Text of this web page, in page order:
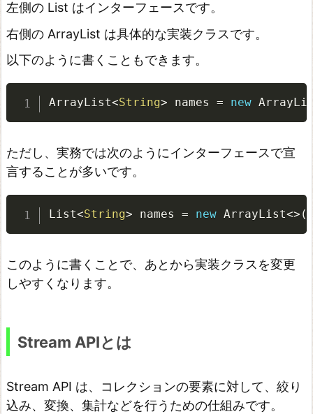
の
使
い
方
i
s
n
t
い
c
o
左側の List はインターフェースです。
右側の ArrayList は具体的な実装クラスです。
以下のように書くこともできます。
ArrayList<String> names = new
ただし、実務では次のようにインターフェースで宣
言することが多いです。
List<String> names = new ArrayList<> (
このように書くことで、あとから実装クラスを変更
しやすくなります。
Stream APIとは
Stream API は、コレクションの要素に対して、絞り
込み、変換、集計などを行うための仕組みです。